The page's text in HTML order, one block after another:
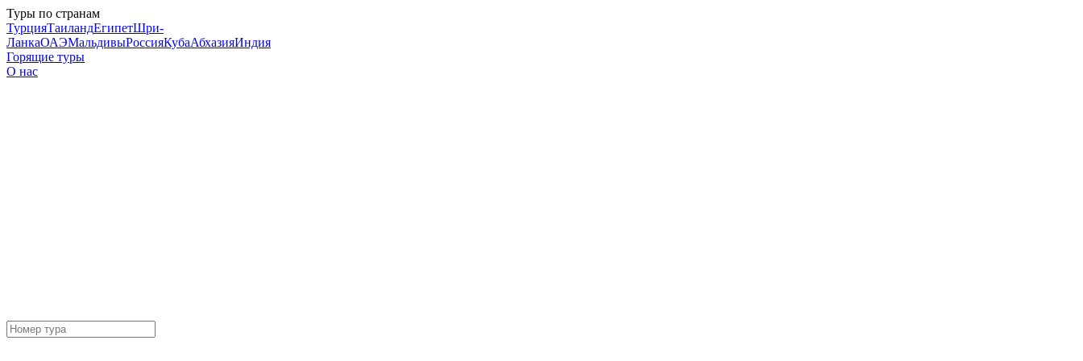
Туры по странам
ТурцияТаиландЕгипетШри-
ЛанкаОАЭМальдивыРоссияКубаАбхазияИндия
Горящие туры
О нас